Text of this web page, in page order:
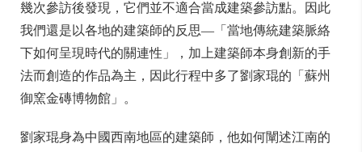
幾次參訪後發現，它們並不適合當成建築參訪點。因此
我們還是以各地的建築師的反思—「當地傳統建築脈絡
下如何呈現時代的關連性」，加上建築師本身創新的手
法而創造的作品為主，因此行程中多了劉家琨的「蘇州
御窯金磚博物館」。
劉家琨身為中國西南地區的建築師，他如何闡述江南的